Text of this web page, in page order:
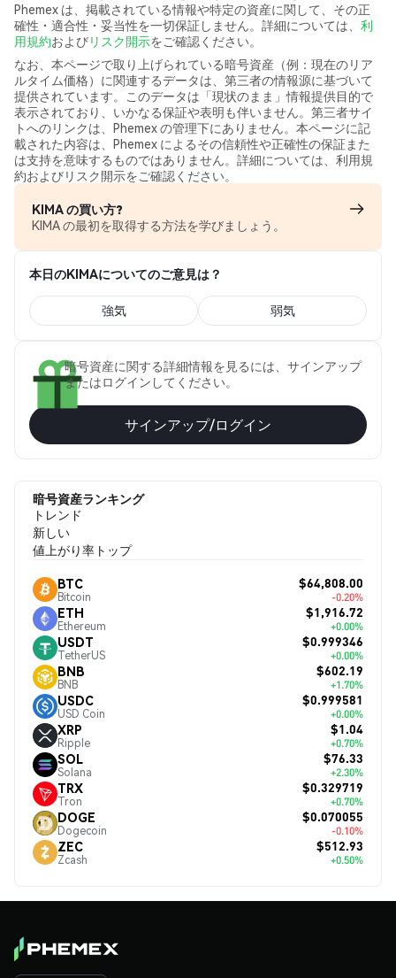
Phemex は、掲載されている情報や特定の資産に関して、その正
確性・適合性・妥当性を一切保証しません。詳細については、 利
用規約およびリスク開示をご確認ください。
なお、本ページで取り上げられている暗号資産（例：現在のリア
ルタイム価格）に関連するデータは、第三者の情報源に基づいて
提供されています。このデータは「現状のまま」情報提供目的で
表示されており、いかなる保証や表明も伴いません。第三者サイ
トへのリンクは、Phemex の管理下にありません。本ページに記
載された内容は、Phemex によるその信頼性や正確性の保証また
は支持を意味するものではありません。詳細については、利用規
約およびリスク開示をご確認ください。
KIMA の買い方?
KIMA の最初を取得する方法を学びましょう。
本日のKIMAについてのご意見は？
強気 弱気
暗号資産に関する詳細情報を見るには、サインアップ
またはログインしてください。
サインアップ/ログイン
暗号資産ランキング
トレンド
新しい
値上がり率トップ
BTC
Bitcoin
$64,808.00
-0.20%
ETH
Ethereum
$1,916.72
+0.00%
USDT
TetherUS
$0.999346
+0.00%
BNB
BNB
$602.19
+1.70%
USDC
USD Coin
$0.999581
+0.00%
XRP
Ripple
$1.04
+0.70%
SOL
Solana
$76.33
+2.30%
TRX
Tron
$0.329719
+0.70%
DOGE
Dogecoin
$0.070055
-0.10%
ZEC
Zcash
$512.93
+0.50%